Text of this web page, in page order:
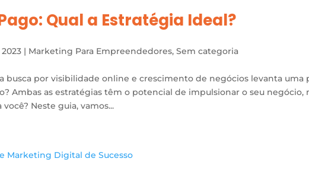
Qual a Estratégia Ideal?
2023 | Marketing Para Empreendedores,Sem categoria
busca por visibilidade online e crescimento de negócios levanta uma
Ambas as estratégias têm o potencial de impulsionar o seu negócio,
Neste guia, vamos...